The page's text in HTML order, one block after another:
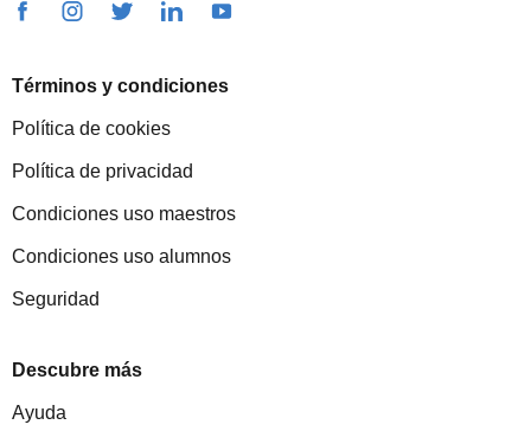
Términos y condiciones
Política de cookies
Política de privacidad
Condiciones uso maestros
Condiciones uso alumnos
Seguridad
Descubre más
Ayuda